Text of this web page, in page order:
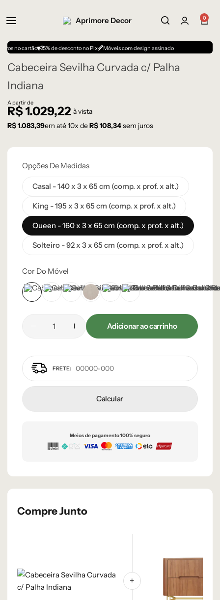
0
cartão 5% de desconto no Pix Móveis com design assinado
Cabeceira Sevilha Curvada c/ Palha
Indiana
A partir de
R$ 1.029,22 à vista
R$1.083,39em até10x deR$108,34sem juros
Opções De Medidas
Casal - 140 x 3 x 65 cm (comp. x prof. x alt.)
King - 195 x 3 x 65 cm (comp. x prof. x alt.)
Queen - 160 x 3 x 65 cm (comp. x prof. x alt.)
Solteiro - 92 x 3 x 65 cm (comp. x prof. x alt.)
Cor Do Móvel
CastanhoChampanhe
Ébano Lâmina Frapê
Lâmina Off-White
Natural
Adicionar ao carrinho
Calcular
Meios de pagamento 100% seguro
Compre Junto